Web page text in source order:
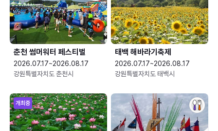
춘천 썸머워터 페스티벌
2026.07.17~2026.08.17
강원특별자치도 춘천시
태백 해바라기축제
2026.07.17~2026.08.17
강원특별자치도 태백시
개최중